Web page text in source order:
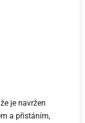
je navržen
a přistáním,